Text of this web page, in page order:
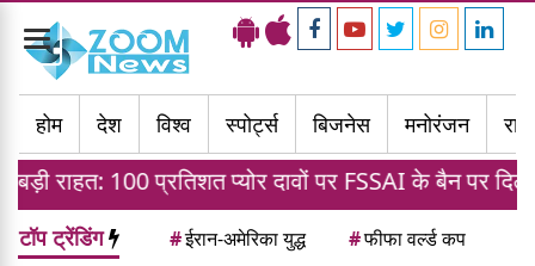
Toggle
navigation
होम
देश विश्व स्पोर्ट्स बिजनेस मनोरंजन
प्रतिशत प्योर दावों पर FSSAI के बैन पर दिल्ली हाई कोर्ट का
टॉप ट्रेंडिंग #ईरान-अमेरिका युद्ध #फीफा वर्ल्ड कप